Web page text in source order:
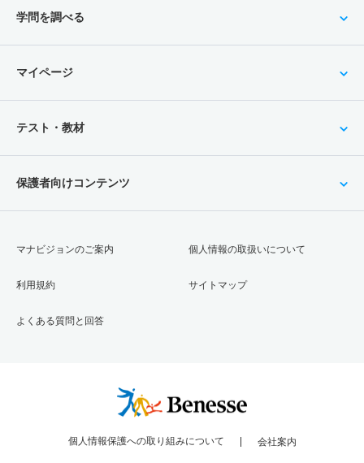
学問を調べる
マイページ
テスト・教材
保護者向けコンテンツ
マナビジョンのご案内
利用規約
よくある質問と回答
個人情報の取扱いについて
サイトマップ
個人情報保護への取り組みについて 会社案内